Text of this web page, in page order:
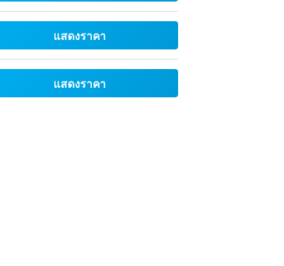
แสดงราคา
แสดงราคา